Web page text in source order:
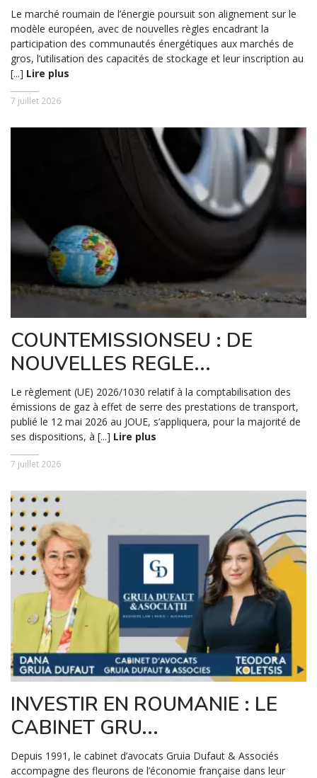
Le marché roumain de l’énergie poursuit son alignement sur le
modèle européen, avec de nouvelles règles encadrant la
participation des communautés énergétiques aux marchés de
gros, l’utilisation des capacités de stockage et leur inscription au
[...] Lire plus
7 juillet 2026
COUNTEMISSIONSEU : DE
NOUVELLES REGLE...
Le règlement (UE) 2026/1030 relatif à la comptabilisation des
émissions de gaz à effet de serre des prestations de transport,
publié le 12 mai 2026 au JOUE, s’appliquera, pour la majorité de
ses dispositions, à [...] Lire plus
7 juillet 2026
INVESTIR EN ROUMANIE : LE
CABINET GRU...
Depuis 1991, le cabinet d’avocats Gruia Dufaut & Associés
accompagne des fleurons de l’économie française dans leur